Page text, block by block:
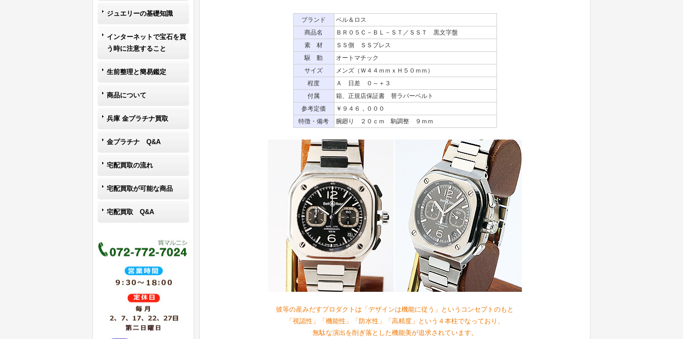
ジュエリーの基礎知識
インターネットで宝石を買
う時に注意すること
生前整理と簡易鑑定
商品について
兵庫 金プラチナ買取
金プラチナ Q&A
宅配買取の流れ
宅配買取が可能な商品
宅配買取 Q&A
ブランド
ベル＆ロス
商品名
ＢＲ０５Ｃ－ＢＬ－ＳＴ／ＳＳＴ 黒文字盤
素 材
ＳＳ側 ＳＳブレス
駆 動
オートマチック
サイズ
メンズ（Ｗ４４ｍｍｘＨ５０ｍｍ）
程度
Ａ 日差 ０～＋３
付属
箱、正規店保証書 替ラバーベルト
参考定価
￥９４６，０００
特徴・備考
腕廻り ２０ｃｍ 駒調整 ９ｍｍ
彼等の産みだすプロダクトは「デザインは機能に従う」というコンセプトのもと
「視認性」「機能性」「防水性」「高精度」という４本柱でなっており、
無駄な演出を削ぎ落とした機能美が追求されています。